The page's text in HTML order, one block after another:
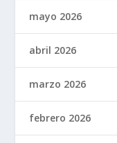
mayo 2026
abril 2026
marzo 2026
febrero 2026